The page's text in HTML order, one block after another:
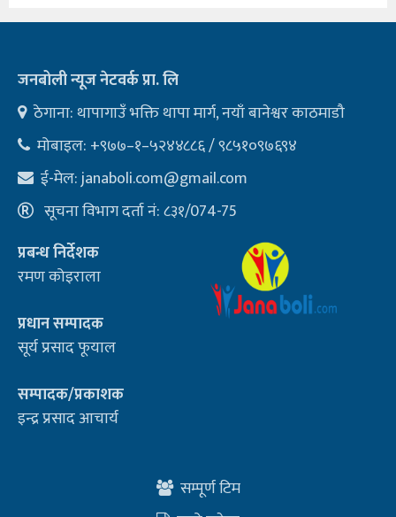
जनबोली न्यूज नेटवर्क प्रा. लि
ठेगाना: थापागाउँ भक्ति थापा मार्ग, नयाँ बानेश्वर काठमाडौ
मोबाइल: +९७७–१–५२४४८८६ / ९८५१०९७६९४
ई-मेल:janaboli.com@gmail.com
सूचना विभाग दर्ता नं: ८३१/074-75
प्रबन्ध निर्देशक
रमण कोइराला
प्रधान सम्पादक
सूर्य प्रसाद फूयाल
सम्पादक/प्रकाशक
इन्द्र प्रसाद आचार्य
सम्पूर्ण टिम